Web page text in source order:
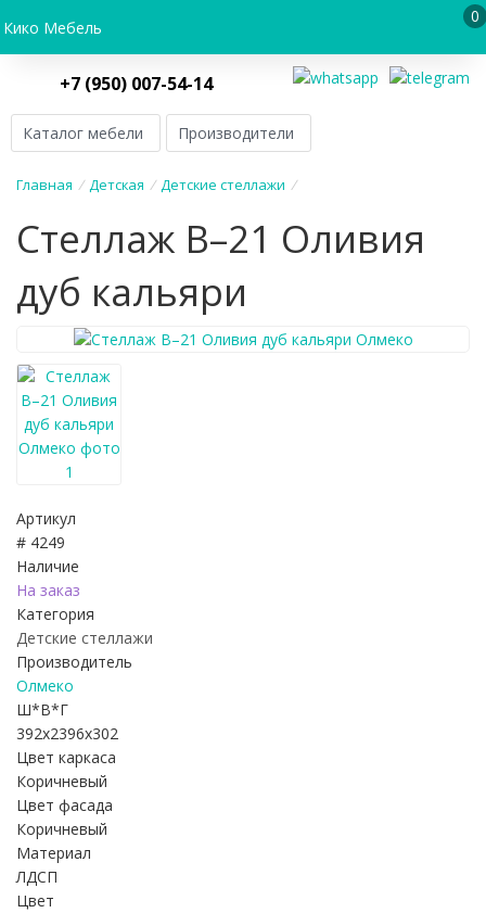
Кико Мебель
0
+7 (950) 007-54-14
Каталог мебели Производители
Главная / Детская / Детские стеллажи /
Стеллаж В–21 Оливия
дуб кальяри
Артикул
# 4249
Наличие
На заказ
Категория
Детские стеллажи
Производитель
Олмеко
Ш*В*Г
392x2396x302
Цвет каркаса
Коричневый
Цвет фасада
Коричневый
Материал
ЛДСП
Цвет